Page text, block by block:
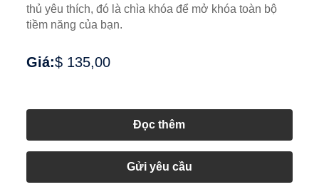
thủ yêu thích, đó là chìa khóa để mở khóa toàn bộ
tiềm năng của bạn.
Giá:$ 135,00
Đọc thêm
Gửi yêu cầu